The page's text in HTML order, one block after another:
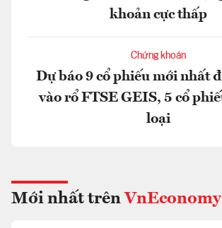
khoản cực thấp
Chứng khoán
Dự báo 9 cổ phiếu mới nhất
vào rổ FTSE GEIS, 5 cổ
loại
Mới nhất trên VnEconomy